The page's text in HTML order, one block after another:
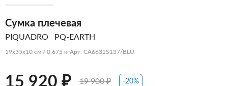
Сумка плечевая
PIQUADRO PQ-EARTH
19x35x10 см / 0.675 кгАрт. CA6632S137/BLU
15 920 ₽ 19 900 ₽ -20%